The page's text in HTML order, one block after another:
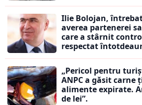
Ilie Bolojan,
averea partenerei
care a stârnit
respectat
„Pericol pentru
ANPC a găsit carne
alimente expirate.
de lei”.